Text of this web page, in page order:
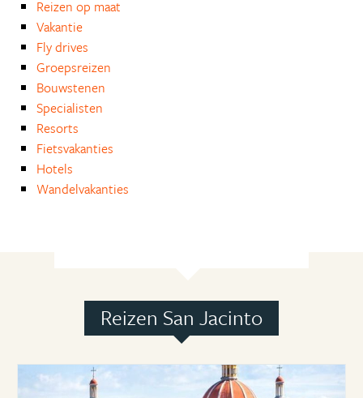
Reizen op maat
Vakantie
Fly drives
Groepsreizen
Bouwstenen
Specialisten
Resorts
Fietsvakanties
Hotels
Wandelvakanties
Reizen San Jacinto